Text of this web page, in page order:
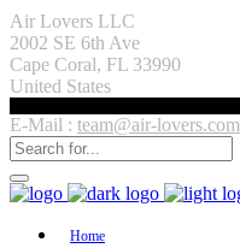
Air Lovers LLC
2002 SE 6th Ave
Cape Coral, FL 33990
United States
E-Mail : team@air-lovers.com
Home